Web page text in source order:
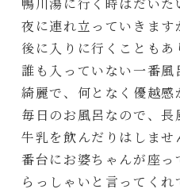
夜に連れ立っていきま
後に入りに行くこともあ
誰も入っていない一番風
綺麗で、何となく優越感
毎日のお風呂なので、
牛乳を飲んだりはしませ
番台にお婆ちゃんが座
らっしゃいと言ってくれ